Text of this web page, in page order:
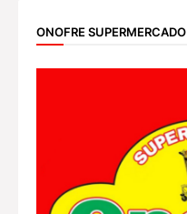
ONOFRE SUPERMERCADO